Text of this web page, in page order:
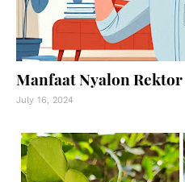
Manfaat Nyalon Rektor
July 16, 2024